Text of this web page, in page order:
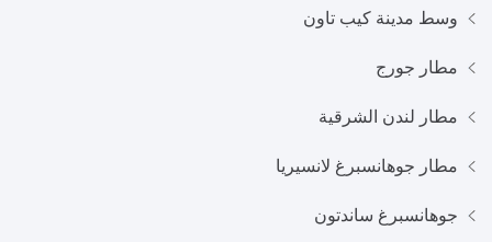
وسط مدينة كيب تاون
مطار جورج
مطار لندن الشرقية
مطار جوهانسبرغ لانسيريا
جوهانسبرغ ساندتون